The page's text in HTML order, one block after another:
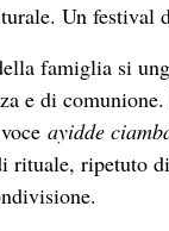
Un festival
famiglia si
e di
ayidde
rituale, ripetuto